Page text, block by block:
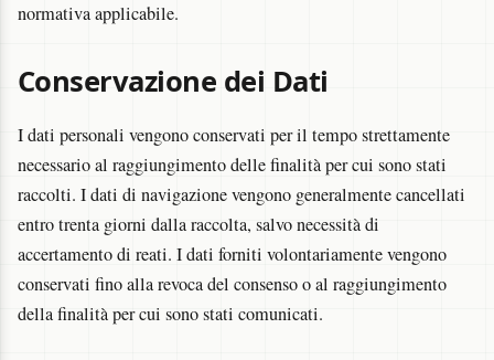
normativa applicabile.
Conservazione dei Dati
I dati personali vengono conservati per il tempo strettamente
necessario al raggiungimento delle finalità per cui sono stati
raccolti. I dati di navigazione vengono generalmente cancellati
entro trenta giorni dalla raccolta, salvo necessità di
accertamento di reati. I dati forniti volontariamente vengono
conservati fino alla revoca del consenso o al raggiungimento
della finalità per cui sono stati comunicati.